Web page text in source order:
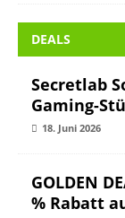
DEALS
Secretlab
Gaming-
18. Juni 2026
GOLDEN
% Rabatt